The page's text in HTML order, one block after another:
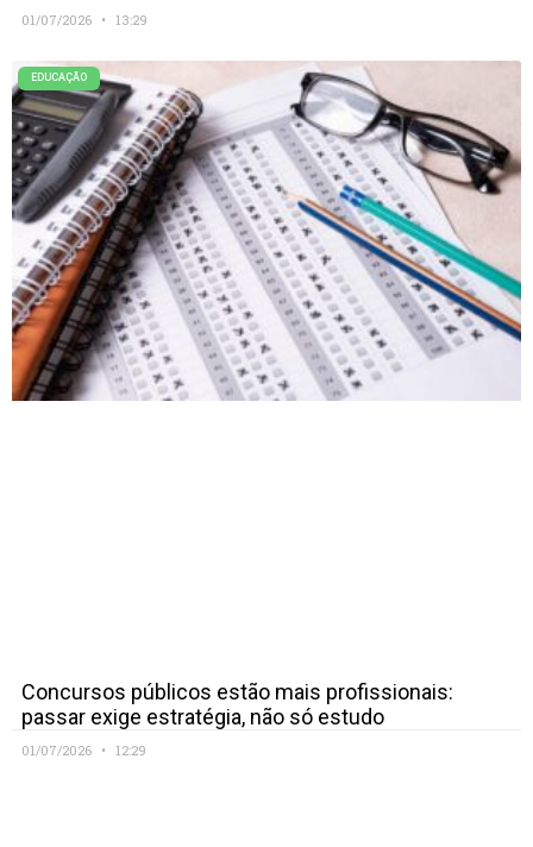
01/07/2026 13:29
EDUCAÇÃO
Concursos públicos estão mais profissionais:
passar exige estratégia, não só estudo
01/07/2026 12:29